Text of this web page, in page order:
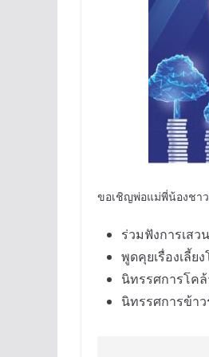
ขอเชิญพ่อแม่พี่น้องชา
ร่วมฟังการเสว
พูดคุยเรื่องเลี้ย
นิทรรศการโค
นิทรรศการข้า